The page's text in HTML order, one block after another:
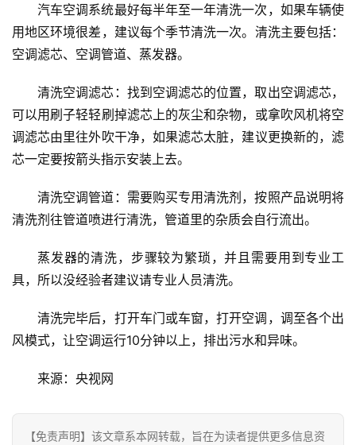
业
消
活
科
财
教
汽
登录 注册
汽车空调系统最好每半年至一年清洗一次，如果车辆使
用地区环境很差，建议每个季节清洗一次。清洗主要包括：
空调滤芯、空调管道、蒸发器。
清洗空调滤芯：找到空调滤芯的位置，取出空调滤芯，
可以用刷子轻轻刷掉滤芯上的灰尘和杂物，或拿吹风机将空
调滤芯由里往外吹干净，如果滤芯太脏，建议更换新的，滤
芯一定要按箭头指示安装上去。
清洗空调管道：需要购买专用清洗剂，按照产品说明将
清洗剂往管道喷进行清洗，管道里的杂质会自行流出。
蒸发器的清洗，步骤较为繁琐，并且需要用到专业工
具，所以没经验者建议请专业人员清洗。
清洗完毕后，打开车门或车窗，打开空调，调至各个出
风模式，让空调运行10分钟以上，排出污水和异味。
来源：央视网
【免责声明】该文章系本网转载，旨在为读者提供更多信息资